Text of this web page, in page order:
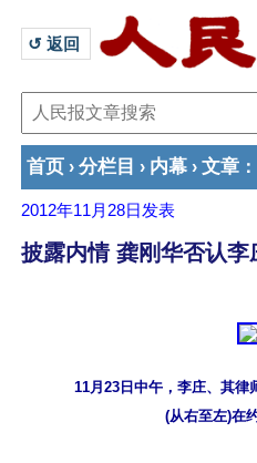
↺ 返回
首页 › 分栏目 › 内幕 › 文章 ：
2012年11月28日 发表
披露内情 龚刚华否认李
11月23日中午，李庄、其律
(从右至左)在